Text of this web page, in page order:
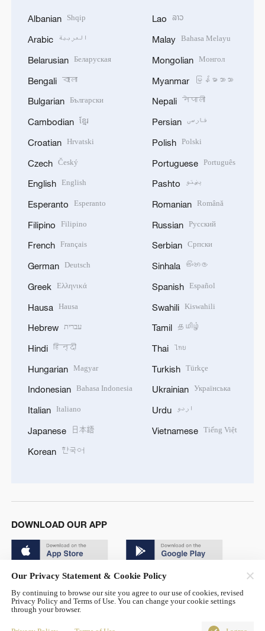
Albanian Shqip
Arabic العربية
Belarusian Беларуская
Bengali বাংলা
Bulgarian Български
Cambodian ខ្មែរ
Croatian Hrvatski
Czech Český
English English
Esperanto Esperanto
Filipino Filipino
French Français
German Deutsch
Greek Ελληνικά
Hausa Hausa
Hebrew עברית
Hindi हिन्दी
Hungarian Magyar
Indonesian Bahasa Indonesia
Italian Italiano
Japanese 日本語
Korean 한국어
Lao ລາວ
Malay Bahasa Melayu
Mongolian Монгол
Myanmar မြန်မာဘာသာ
Nepali नेपाली
Persian فارسی
Polish Polski
Portuguese Português
Pashto پښتو
Romanian Română
Russian Русский
Serbian Српски
Sinhala සිංහල
Spanish Español
Swahili Kiswahili
Tamil தமிழ்
Thai ไทย
Turkish Türkçe
Ukrainian Українська
Urdu اردو
Vietnamese Tiếng Việt
DOWNLOAD OUR APP
© China Radio International.CRI. All Rights Reserved. 16A
Our Privacy Statement & Cookie Policy
By continuing to browse our site you agree to our use of cookies, revised
Privacy Policy and Terms of Use. You can change your cookie settings
through your browser.